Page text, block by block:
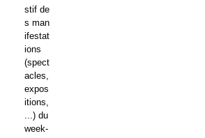
stif de
s man
ifestat
ions
(spect
acles,
expos
itions,
...) du
week-